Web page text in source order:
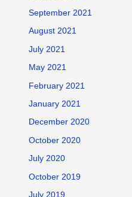
September 2021
August 2021
July 2021
May 2021
February 2021
January 2021
December 2020
October 2020
July 2020
October 2019
July 2019